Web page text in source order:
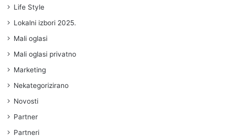
Life Style
Lokalni izbori 2025.
Mali oglasi
Mali oglasi privatno
Marketing
Nekategorizirano
Novosti
Partner
Partneri